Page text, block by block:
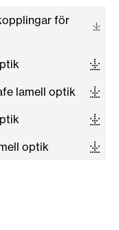
för
lamell optik
optik